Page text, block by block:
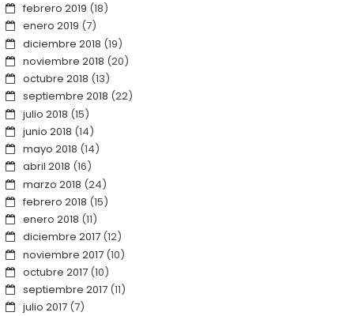
febrero 2019 (18)
enero 2019 (7)
diciembre 2018 (19)
noviembre 2018 (20)
octubre 2018 (13)
septiembre 2018 (22)
julio 2018 (15)
junio 2018 (14)
mayo 2018 (14)
abril 2018 (16)
marzo 2018 (24)
febrero 2018 (15)
enero 2018 (11)
diciembre 2017(12)
noviembre 2017(10)
octubre 2017(10)
septiembre 2017(11)
julio 2017(7)